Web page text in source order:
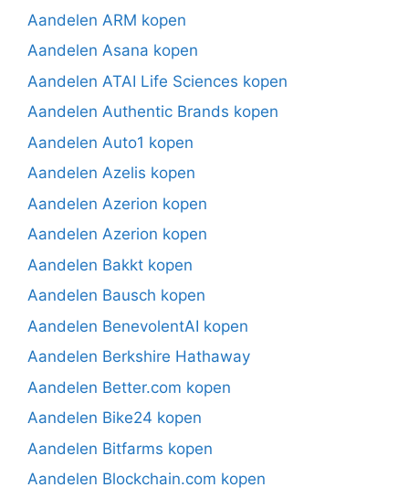
Aandelen ARM kopen
Aandelen Asana kopen
Aandelen ATAI Life Sciences kopen
Aandelen Authentic Brands kopen
Aandelen Auto1 kopen
Aandelen Azelis kopen
Aandelen Azerion kopen
Aandelen Azerion kopen
Aandelen Bakkt kopen
Aandelen Bausch kopen
Aandelen BenevolentAI kopen
Aandelen Berkshire Hathaway
Aandelen Better.com kopen
Aandelen Bike24 kopen
Aandelen Bitfarms kopen
Aandelen Blockchain.com kopen